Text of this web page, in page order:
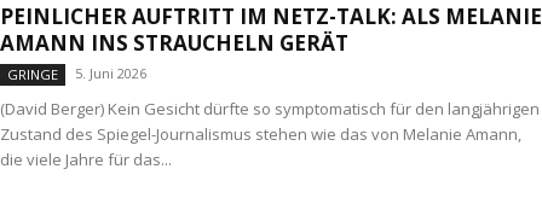
PEINLICHER AUFTRITT IM NETZ-TALK: ALS MELANIE
AMANN INS STRAUCHELN GERÄT
GRINGE 5. Juni 2026
(David Berger) Kein Gesicht dürfte so symptomatisch für den langjährigen
Zustand des Spiegel-Journalismus stehen wie das von Melanie Amann,
die viele Jahre für das...